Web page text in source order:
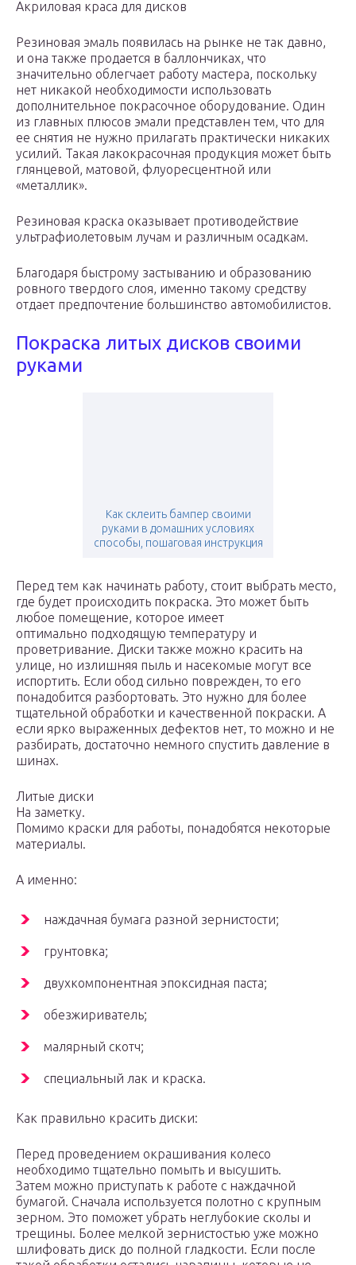
Акриловая краса для дисков
Резиновая эмаль появилась на рынке не так давно,
и она также продается в баллончиках, что
значительно облегчает работу мастера, поскольку
нет никакой необходимости использовать
дополнительное покрасочное оборудование. Один
из главных плюсов эмали представлен тем, что для
ее снятия не нужно прилагать практически никаких
усилий. Такая лакокрасочная продукция может быть
глянцевой, матовой, флуоресцентной или
«металлик».
Резиновая краска оказывает противодействие
ультрафиолетовым лучам и различным осадкам.
Благодаря быстрому застыванию и образованию
ровного твердого слоя, именно такому средству
отдает предпочтение большинство автомобилистов.
Покраска литых дисков своими
руками
Как склеить бампер своими
руками в домашних условиях
способы, пошаговая инструкция
Перед тем как начинать работу, стоит выбрать место,
где будет происходить покраска. Это может быть
любое помещение, которое имеет
оптимально подходящую температуру и
проветривание. Диски также можно красить на
улице, но излишняя пыль и насекомые могут все
испортить. Если обод сильно поврежден, то его
понадобится разбортовать. Это нужно для более
тщательной обработки и качественной покраски. А
если ярко выраженных дефектов нет, то можно и не
разбирать, достаточно немного спустить давление в
шинах.
Литые диски
На заметку.
Помимо краски для работы, понадобятся некоторые
материалы.
А именно:
наждачная бумага разной зернистости;
грунтовка;
двухкомпонентная эпоксидная паста;
обезжириватель;
малярный скотч;
специальный лак и краска.
Как правильно красить диски:
Перед проведением окрашивания колесо
необходимо тщательно помыть и высушить.
Затем можно приступать к работе с наждачной
бумагой. Сначала используется полотно с крупным
зерном. Это поможет убрать неглубокие сколы и
трещины. Более мелкой зернистостью уже можно
шлифовать диск до полной гладкости. Если после